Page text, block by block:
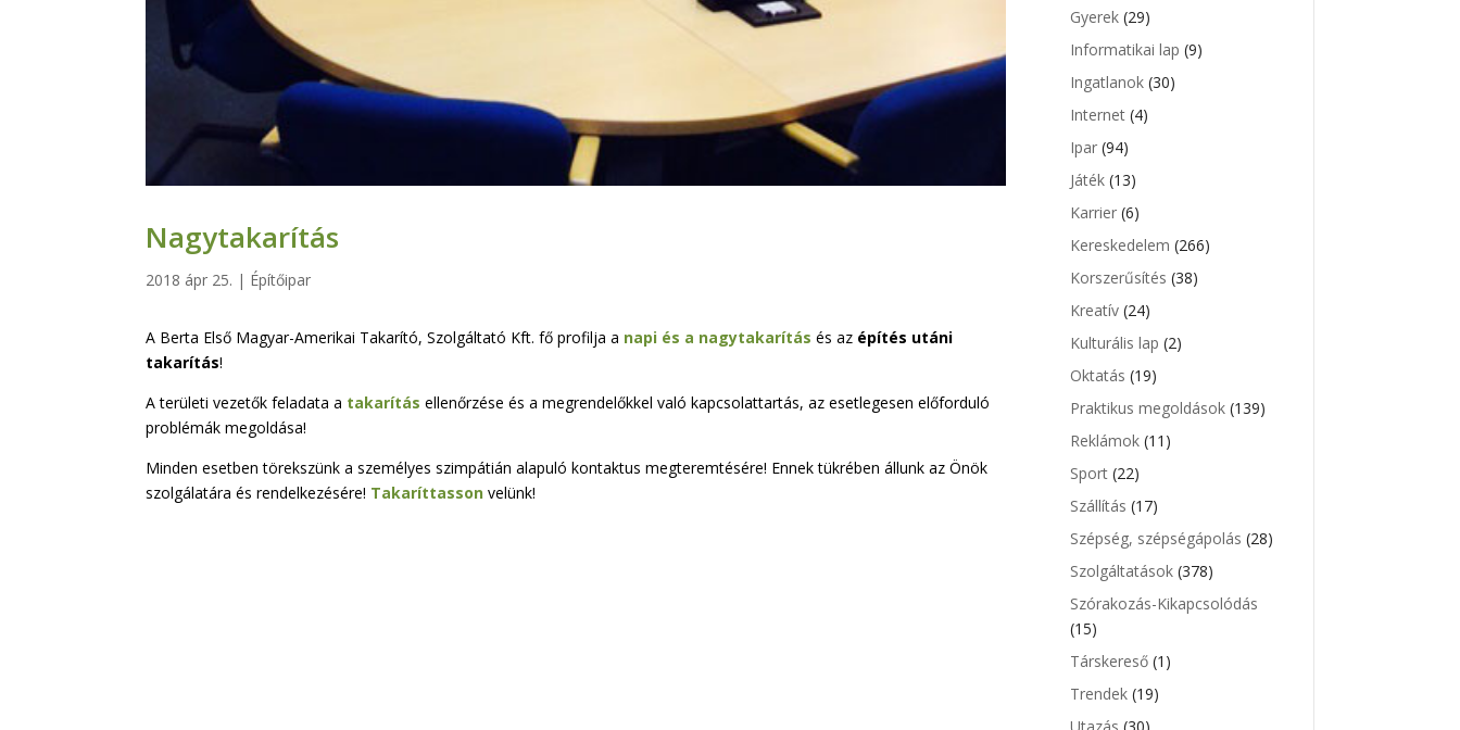
Nagytakarítás
2018 ápr 25. | Építőipar
A Berta Első Magyar-Amerikai Takarító, Szolgáltató Kft. fő profilja a napi és a nagytakarítás és az építés utáni
takarítás!
A területi vezetők feladata a takarításellenőrzése és a megrendelőkkel való kapcsolattartás, az esetlegesen előforduló
problémák megoldása!
Minden esetben törekszünk a személyes szimpátián alapuló kontaktus megteremtésére! Ennek tükrében állunk az Önök
szolgálatára és rendelkezésére! Takaríttasson velünk!
Gyerek (29)
Informatikai lap (9)
Ingatlanok (30)
Internet (4)
Ipar (94)
Játék (13)
Karrier (6)
Kereskedelem (266)
Korszerűsítés (38)
Kreatív (24)
Kulturális lap (2)
Oktatás (19)
Praktikus megoldások (139)
Reklámok (11)
Sport (22)
Szállítás (17)
Szépség, szépségápolás (28)
Szolgáltatások (378)
Szórakozás-Kikapcsolódás
(15)
Társkereső (1)
Trendek (19)